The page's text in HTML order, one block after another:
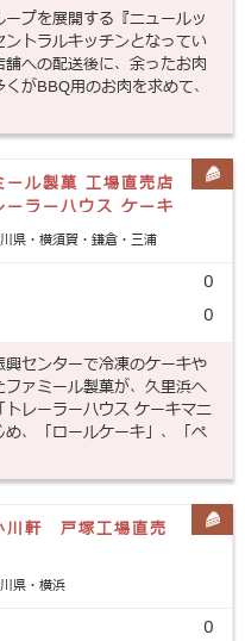
プを展開する『ニュールッ
トラルキッチンとなってい
への配送後に、余ったお肉
がBBQ用のお肉を求めて、
ール製菓 工場直売店
ーラーハウス ケーキ
」
県・横須賀・鎌倉・三浦
0
0
センターで冷凍のケーキや
ァミール製菓が、久里浜へ
レーラーハウス ケーキマニ
、「ロールケーキ」、「ペ
川軒 戸塚工場直売
県・横浜
0